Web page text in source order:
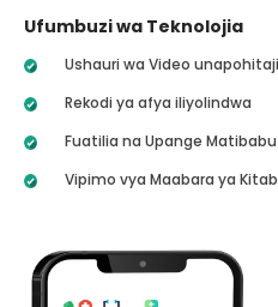
Ufumbuzi wa Teknolojia
Ushauri wa Video unapohitaji
Rekodi ya afya iliyolindwa
Fuatilia na Upange Matibabu
Vipimo vya Maabara ya